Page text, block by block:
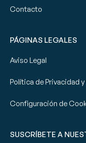
Contacto
PÁGINAS LEGALES
Aviso Legal
Política de Privacidad
Configuración de
SUSCRÍBETE A